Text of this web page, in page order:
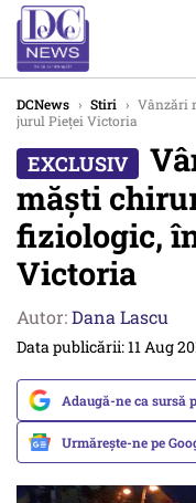
DCNews › Stiri › Vânzări
jurul Pieței Victoria
măști
fiziologic,
Victoria
Autor:Dana Lascu
Data publicării: 11 Aug
Adaugă-ne ca sursă
Urmărește-ne pe